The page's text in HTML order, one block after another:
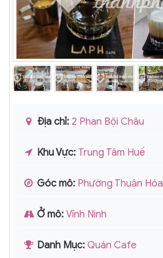
Địa chỉ: 2 Phan Bội Châu
Khu Vực: Trung Tâm Huế
Góc mô: Phường Thuận Hóa
Ở mô: Vĩnh Ninh
Danh Mục: Quán Cafe